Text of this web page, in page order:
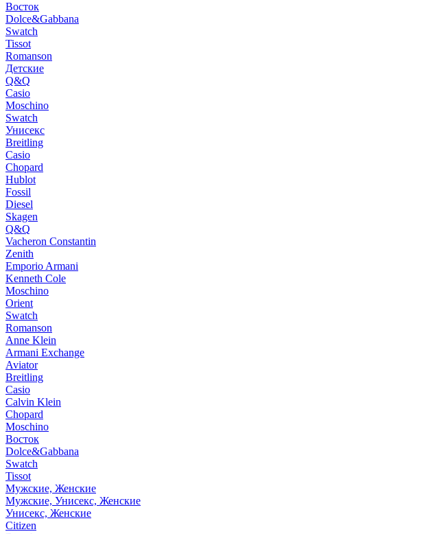
Восток
Dolce&Gabbana
Swatch
Tissot
Romanson
Детские
Q&Q
Casio
Moschino
Swatch
Унисекс
Breitling
Casio
Chopard
Hublot
Fossil
Diesel
Skagen
Q&Q
Vacheron Constantin
Zenith
Emporio Armani
Kenneth Cole
Moschino
Orient
Swatch
Romanson
Anne Klein
Armani Exchange
Aviator
Breitling
Casio
Calvin Klein
Chopard
Moschino
Восток
Dolce&Gabbana
Swatch
Tissot
Мужские, Женские
Мужские, Унисекс, Женские
Унисекс, Женские
Citizen